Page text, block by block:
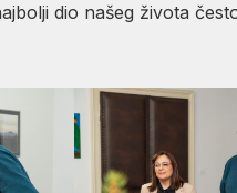
dio našeg života